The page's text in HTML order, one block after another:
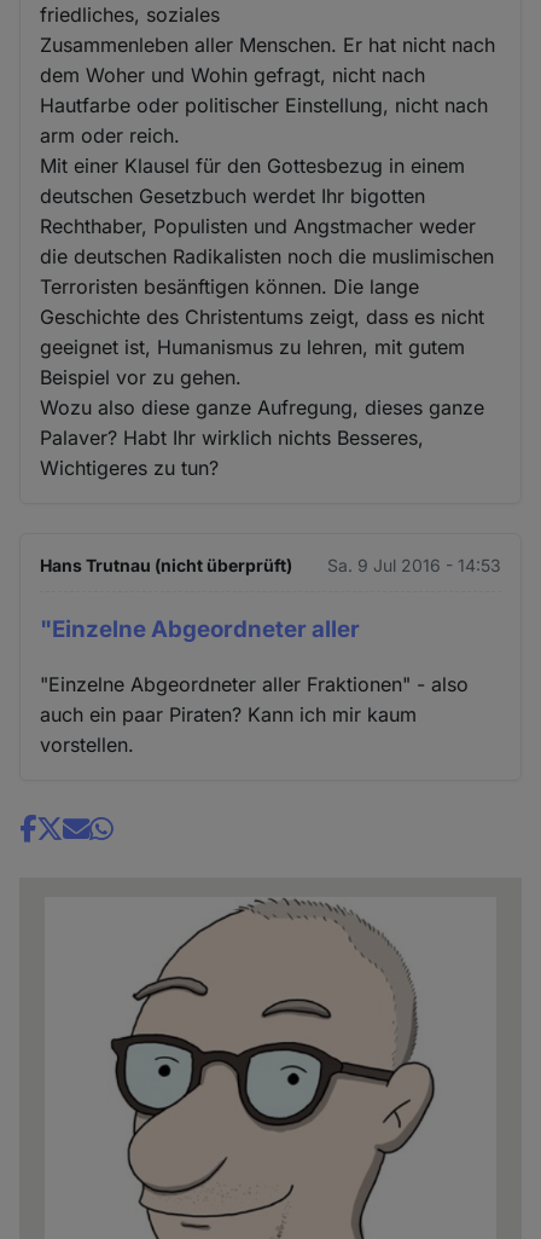
friedliches, soziales
Zusammenleben aller Menschen. Er hat nicht nach
dem Woher und Wohin gefragt, nicht nach
Hautfarbe oder politischer Einstellung, nicht nach
arm oder reich.
Mit einer Klausel für den Gottesbezug in einem
deutschen Gesetzbuch werdet Ihr bigotten
Rechthaber, Populisten und Angstmacher weder
die deutschen Radikalisten noch die muslimischen
Terroristen besänftigen können. Die lange
Geschichte des Christentums zeigt, dass es nicht
geeignet ist, Humanismus zu lehren, mit gutem
Beispiel vor zu gehen.
Wozu also diese ganze Aufregung, dieses ganze
Palaver? Habt Ihr wirklich nichts Besseres,
Wichtigeres zu tun?
Hans Trutnau (nicht überprüft) Sa. 9 Jul 2016 - 14:53
"Einzelne Abgeordneter aller
"Einzelne Abgeordneter aller Fraktionen" - also
auch ein paar Piraten? Kann ich mir kaum
vorstellen.
Share